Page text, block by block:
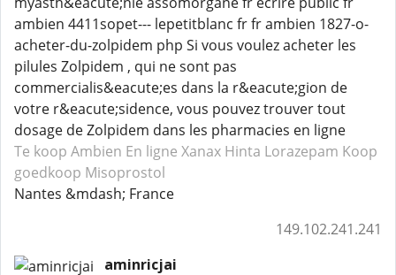
ambien 4411sopet--- lepetitblanc fr fr ambien 1827-o-
acheter-du-zolpidem php Si vous voulez acheter les
pilules Zolpidem , qui ne sont pas
commercialis&eacute;es dans la r&eacute;gion de
votre r&eacute;sidence, vous pouvez trouver tout
dosage de Zolpidem dans les pharmacies en ligne
Te koop Ambien En ligne Xanax Hinta Lorazepam Koop
goedkoop Misoprostol
Nantes &mdash; France
149.102.241.241
aminricjai